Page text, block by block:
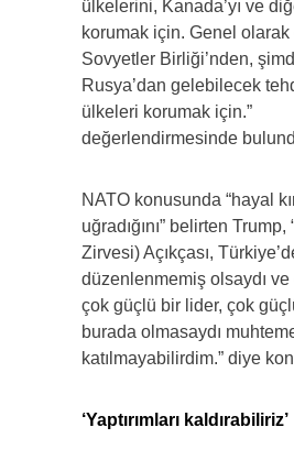
ülkelerini, Kanada’yı ve
korumak için. Genel olarak
Sovyetler Birliği’nden,
Rusya’dan gelebilecek
ülkeleri korumak için.”
değerlendirmesinde
NATO konusunda “hayal
uğradığını” belirten Trump,
Zirvesi) Açıkçası,
düzenlenmemiş olsaydı
çok güçlü bir lider, çok
burada olmasaydı
katılmayabilirdim.” diye
‘Yaptırımları kaldırabiliriz’